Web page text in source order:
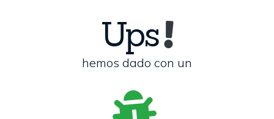
Ups
hemos dado con un